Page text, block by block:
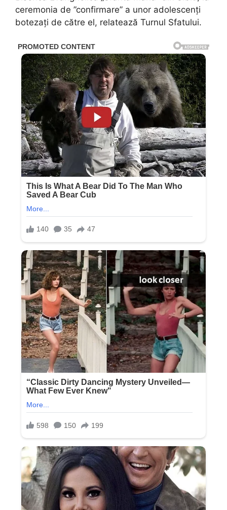
ceremonia de ”confirmare” a unor adolescenți
botezați de către el, relatează Turnul Sfatului.